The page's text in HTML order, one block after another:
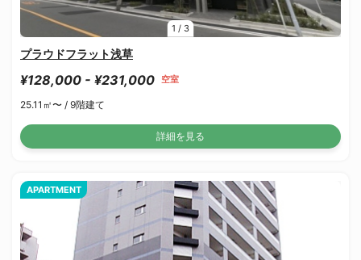
1 / 3
プラウドフラット浅草
¥128,000 - ¥231,000 空室
25.11㎡〜 / 9階建て
詳細を見る
APARTMENT